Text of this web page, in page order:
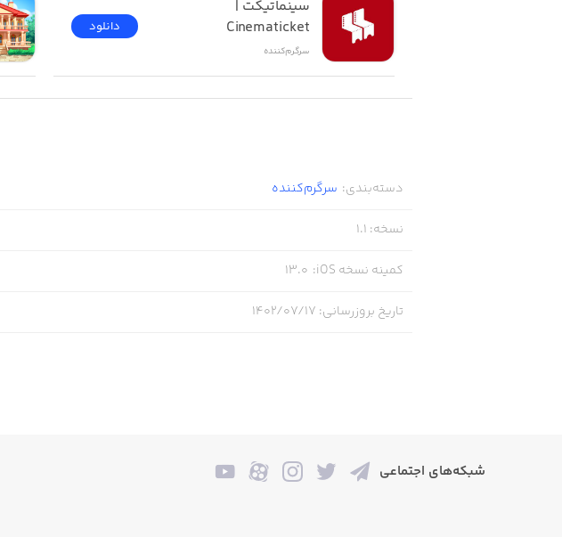
Cinematicket
سرگرم‌کننده
دانلود
دسته‌بندی: سرگرم‌کننده
نسخه:
1.1
کمینه نسخه iOS :
13.0
تاریخ بروزرسانی: ۱۴۰۲/۰۷/۱۷
شبکه‌های اجتماعی